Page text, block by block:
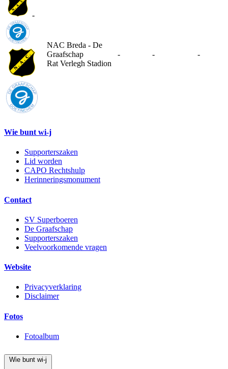
-
NAC Breda - De
Graafschap
Rat Verlegh Stadion
- - -
Wie bunt wi-j
Supporterszaken
Lid worden
CAPO Rechtshulp
Herinneringsmonument
Contact
SV Superboeren
De Graafschap
Supporterszaken
Veelvoorkomende vragen
Website
Privacyverklaring
Disclaimer
Fotos
Fotoalbum
Wie bunt wi-j